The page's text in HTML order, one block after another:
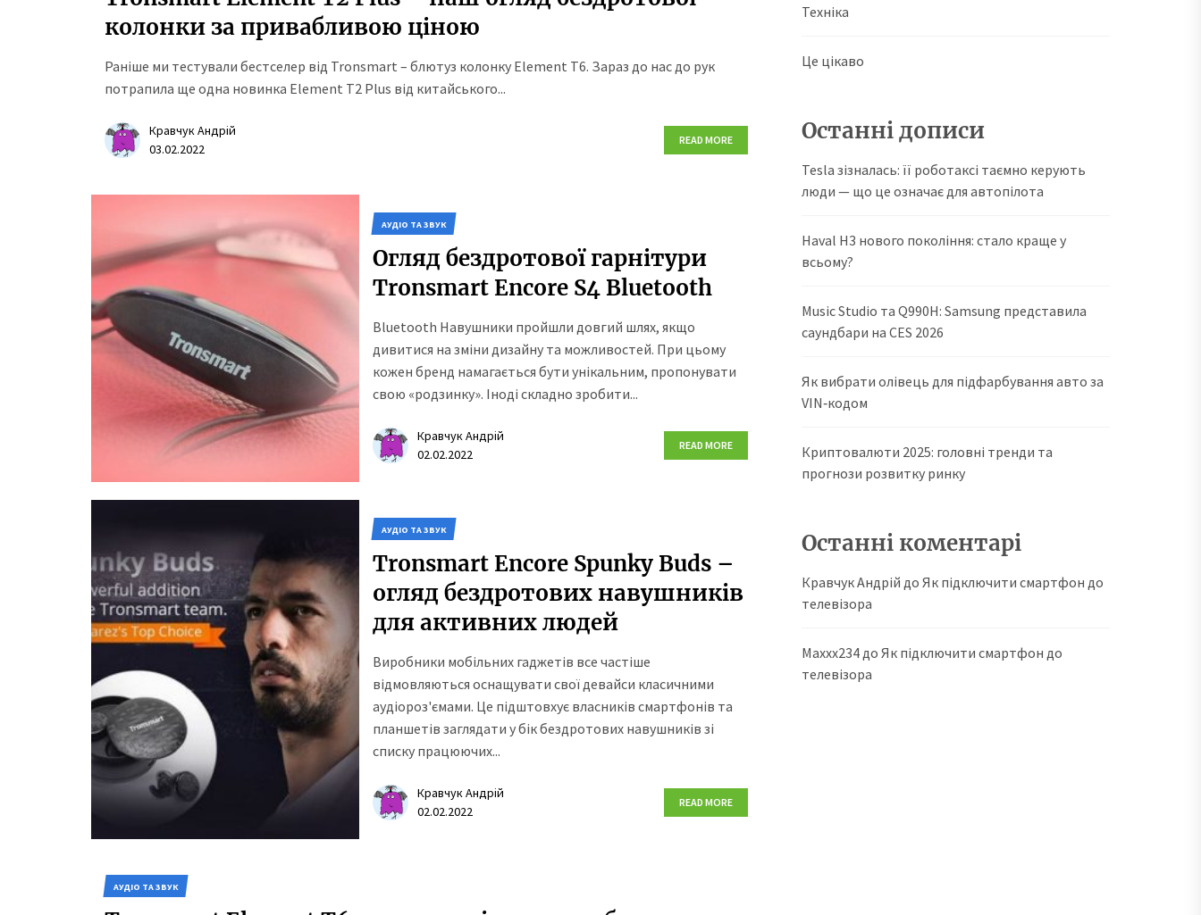
колонки за привабливою ціною
Раніше ми тестували бестселер від Tronsmart – блютуз колонку Element T6. Зараз до нас до рук
потрапила ще одна новинка Element T2 Plus від китайського...
Кравчук Андрій
03.02.2022
READ MORE
АУДІО ТА ЗВУК
Огляд бездротової гарнітури
Tronsmart Encore S4 Bluetooth
Bluetooth Навушники пройшли довгий шлях, якщо
дивитися на зміни дизайну та можливостей. При цьому
кожен бренд намагається бути унікальним, пропонувати
свою «родзинку». Іноді складно зробити...
Кравчук Андрій
02.02.2022
READ MORE
АУДІО ТА ЗВУК
Tronsmart Encore Spunky Buds –
огляд бездротових навушників
для активних людей
Виробники мобільних гаджетів все частіше
відмовляються оснащувати свої девайси класичними
аудіороз'ємами. Це підштовхує власників смартфонів та
планшетів заглядати у бік бездротових навушників зі
списку працюючих...
Кравчук Андрій
02.02.2022
READ MORE
АУДІО ТА ЗВУК
Техніка
Це цікаво
Останні дописи
Tesla зізналась: її роботаксі таємно керують
люди — що це означає для автопілота
Haval H3 нового покоління: стало краще у
всьому?
Music Studio та Q990H: Samsung представила
саундбари на CES 2026
Як вибрати олівець для підфарбування авто за
VIN‑кодом
Криптовалюти 2025: головні тренди та
прогнози розвитку ринку
Останні коментарі
Кравчук Андрій до Як підключити смартфон до
телевізора
Maxxx234до Як підключити смартфон до
телевізора